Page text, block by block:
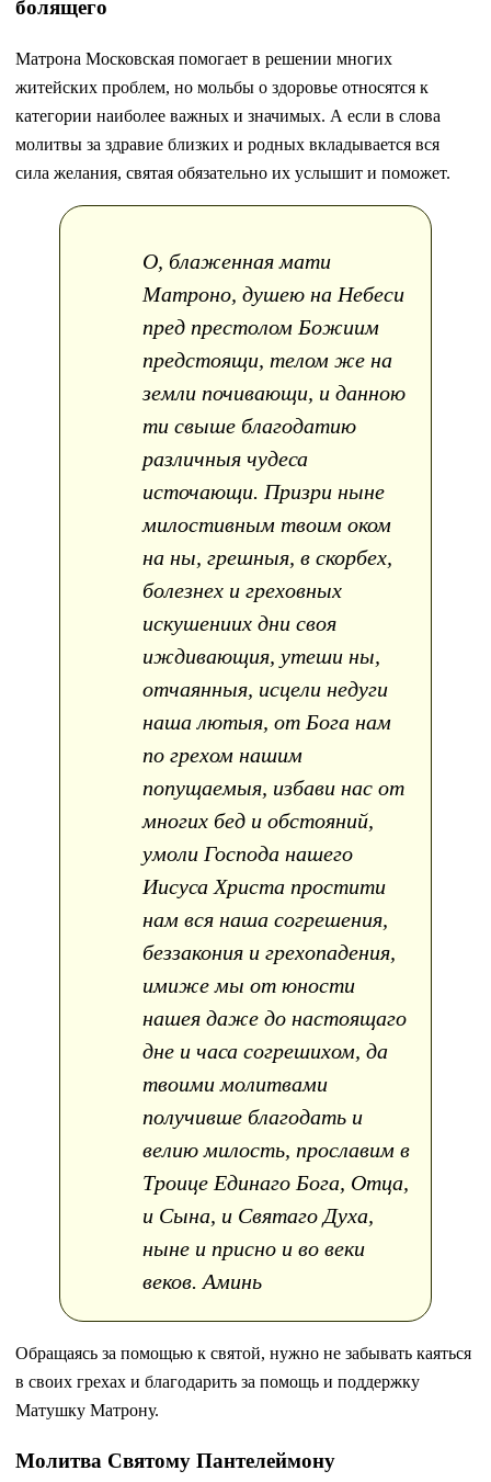
болящего
Матрона Московская помогает в решении многих
житейских проблем, но мольбы о здоровье относятся к
категории наиболее важных и значимых. А если в слова
молитвы за здравие близких и родных вкладывается вся
сила желания, святая обязательно их услышит и поможет.
О, блаженная мати
Матроно, душею на Небеси
пред престолом Божиим
предстоящи, телом же на
земли почивающи, и данною
ти свыше благодатию
различныя чудеса
источающи. Призри ныне
милостивным твоим оком
на ны, грешныя, в скорбех,
болезнех и греховных
искушениих дни своя
иждивающия, утеши ны,
отчаянныя, исцели недуги
наша лютыя, от Бога нам
по грехом нашим
попущаемыя, избави нас от
многих бед и обстояний,
умоли Господа нашего
Иисуса Христа простити
нам вся наша согрешения,
беззакония и грехопадения,
имиже мы от юности
нашея даже до настоящаго
дне и часа согрешихом, да
твоими молитвами
получивше благодать и
велию милость, прославим в
Троице Единаго Бога, Отца,
и Сына, и Святаго Духа,
ныне и присно и во веки
веков. Аминь
Обращаясь за помощью к святой, нужно не забывать каяться
в своих грехах и благодарить за помощь и поддержку
Матушку Матрону.
Молитва Святому Пантелеймону